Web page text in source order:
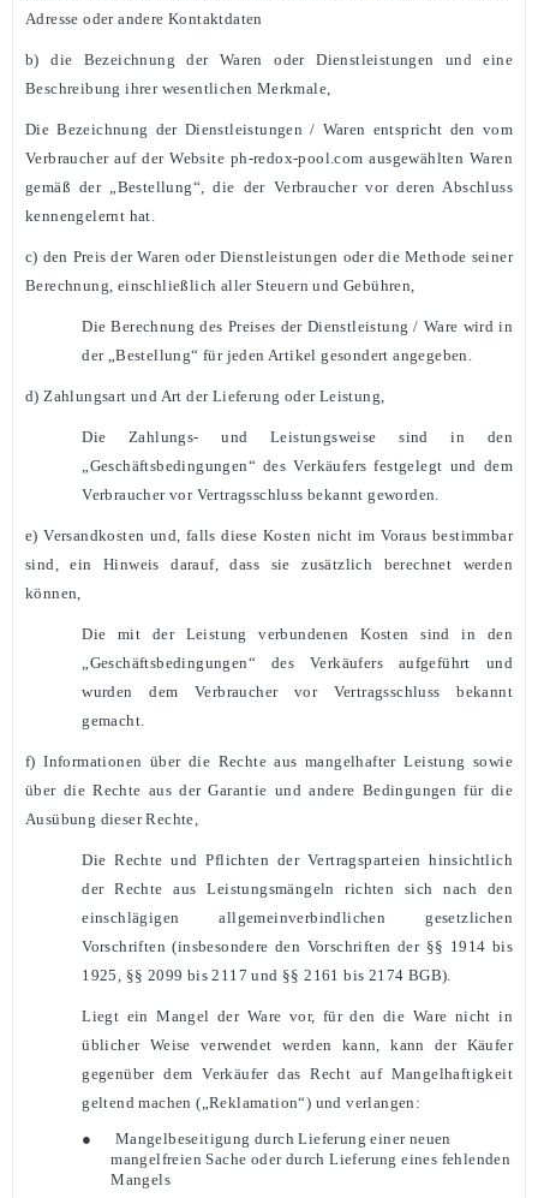
Adresse oder andere Kontaktdaten
b) die Bezeichnung der Waren oder Dienstleistungen und eine
Beschreibung ihrer wesentlichen Merkmale,
Die Bezeichnung der Dienstleistungen / Waren entspricht den vom
Verbraucher auf der Website ph-redox-pool.com ausgewählten Waren
gemäß der „Bestellung“, die der Verbraucher vor deren Abschluss
kennengelernt hat.
c) den Preis der Waren oder Dienstleistungen oder die Methode seiner
Berechnung, einschließlich aller Steuern und Gebühren,
Die Berechnung des Preises der Dienstleistung / Ware wird in
der „Bestellung“ für jeden Artikel gesondert angegeben.
d) Zahlungsart und Art der Lieferung oder Leistung,
Die Zahlungs- und Leistungsweise sind in den
„Geschäftsbedingungen“ des Verkäufers festgelegt und dem
Verbraucher vor Vertragsschluss bekannt geworden.
e) Versandkosten und, falls diese Kosten nicht im Voraus bestimmbar
sind, ein Hinweis darauf, dass sie zusätzlich berechnet werden
können,
Die mit der Leistung verbundenen Kosten sind in den
„Geschäftsbedingungen“ des Verkäufers aufgeführt und
wurden dem Verbraucher vor Vertragsschluss bekannt
gemacht.
f) Informationen über die Rechte aus mangelhafter Leistung sowie
über die Rechte aus der Garantie und andere Bedingungen für die
Ausübung dieser Rechte,
Die Rechte und Pflichten der Vertragsparteien hinsichtlich
der Rechte aus Leistungsmängeln richten sich nach den
einschlägigen allgemeinverbindlichen gesetzlichen
Vorschriften (insbesondere den Vorschriften der §§ 1914 bis
1925, §§ 2099 bis 2117 und §§ 2161 bis 2174 BGB).
Liegt ein Mangel der Ware vor, für den die Ware nicht in
üblicher Weise verwendet werden kann, kann der Käufer
gegenüber dem Verkäufer das Recht auf Mangelhaftigkeit
geltend machen („Reklamation“) und verlangen:
●
Mangelbeseitigung durch Lieferung einer neuen
mangelfreien Sache oder durch Lieferung eines fehlenden
Mangels